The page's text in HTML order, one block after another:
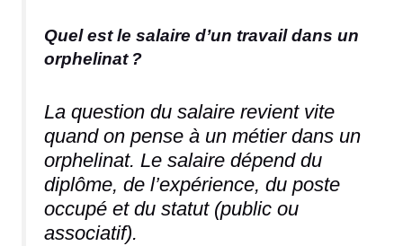
Quel est le salaire d’un travail dans un
orphelinat ?
La question du salaire revient vite
quand on pense à un métier dans un
orphelinat. Le salaire dépend du
diplôme, de l’expérience, du poste
occupé et du statut (public ou
associatif).